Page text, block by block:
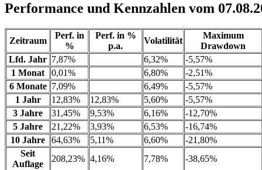
Performance und Kennzahlen vom
Zeitraum
Perf. in
%
Perf. in %
p.a.
Volatilität
Maximum
Drawdown
Lfd. Jahr 7,87% 6,32%
-5,57%
1 Monat
0,01% 6,80%
-2,51%
6 Monate 7,09% 6,49%
-5,57%
1 Jahr
12,83% 12,83% 5,60%
-5,57%
3 Jahre
31,45% 9,53% 6,16%
-12,70%
5 Jahre
21,22% 3,93% 6,53%
-16,74%
10 Jahre
64,63% 5,11% 6,60%
-21,80%
Seit
Auflage
208,23% 4,16% 7,78% -38,65%